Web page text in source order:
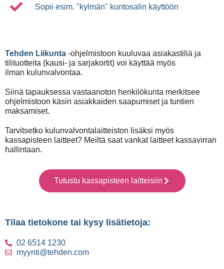
Sopii esim. "kylmän" kuntosalin käyttöön
Tehden Liikunta -ohjelmistoon kuuluvaa asiakastiliä ja
tilituotteita (kausi- ja sarjakortit) voi käyttää myös
ilman kulunvalvontaa.
Siinä tapauksessa vastaanoton henkilökunta merkitsee
ohjelmistoon käsin asiakkaiden saapumiset ja tuntien
maksamiset.
Tarvitsetko kulunvalvontalaitteiston lisäksi myös
kassapisteen laitteet? Meiltä saat vankat laitteet kassavirran
hallintaan.
Tutustu kassapisteen laitteisiin
Tilaa tietokone tai kysy lisätietoja:
02 6514 1230
myynti@tehden.com